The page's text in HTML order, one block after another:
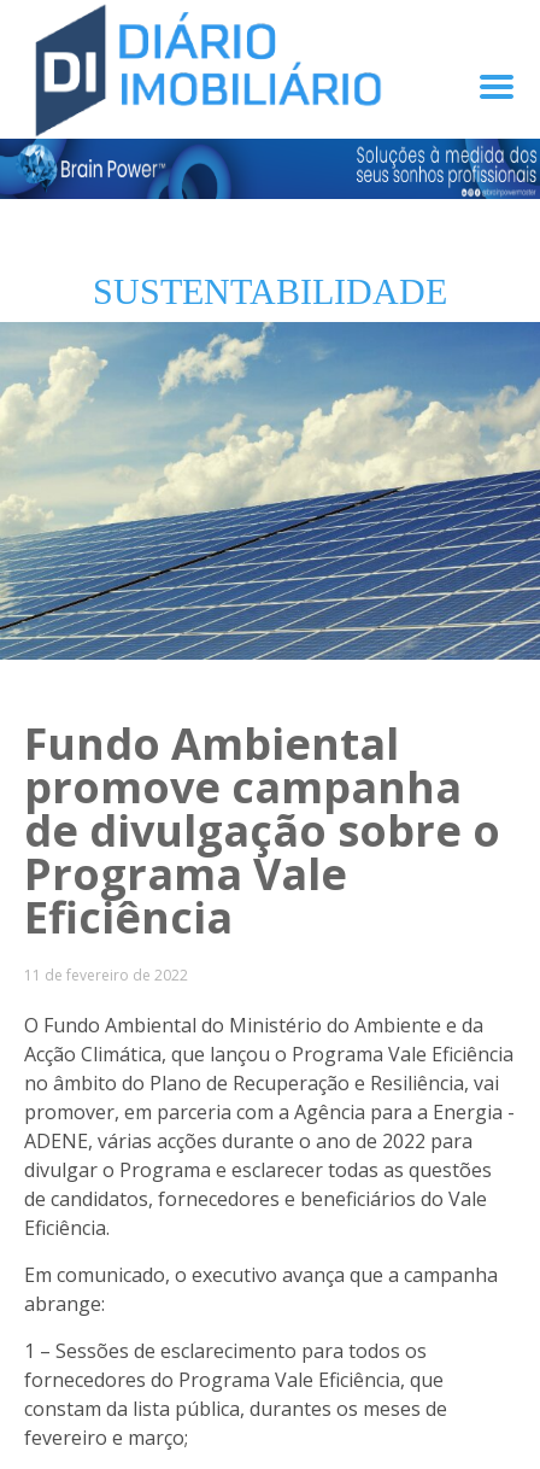
SUSTENTABILIDADE
Fundo Ambiental
promove campanha
de divulgação sobre o
Programa Vale
Eficiência
11 de fevereiro de 2022
O Fundo Ambiental do Ministério do Ambiente e da
Acção Climática, que lançou o Programa Vale Eficiência
no âmbito do Plano de Recuperação e Resiliência, vai
promover, em parceria com a Agência para a Energia -
ADENE, várias acções durante o ano de 2022 para
divulgar o Programa e esclarecer todas as questões
de candidatos, fornecedores e beneficiários do Vale
Eficiência.
Em comunicado, o executivo avança que a campanha
abrange:
1 – Sessões de esclarecimento para todos os
fornecedores do Programa Vale Eficiência, que
constam da lista pública, durantes os meses de
fevereiro e março;